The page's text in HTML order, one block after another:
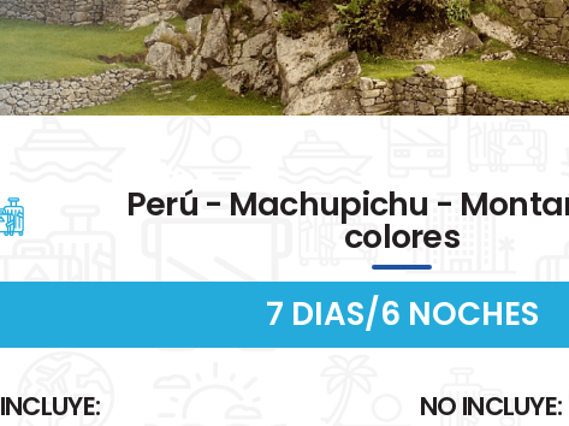
Perú - Machupichu -
colores
7 DIAS/6 NOCHES
INCLUYE: NO INCLUYE: